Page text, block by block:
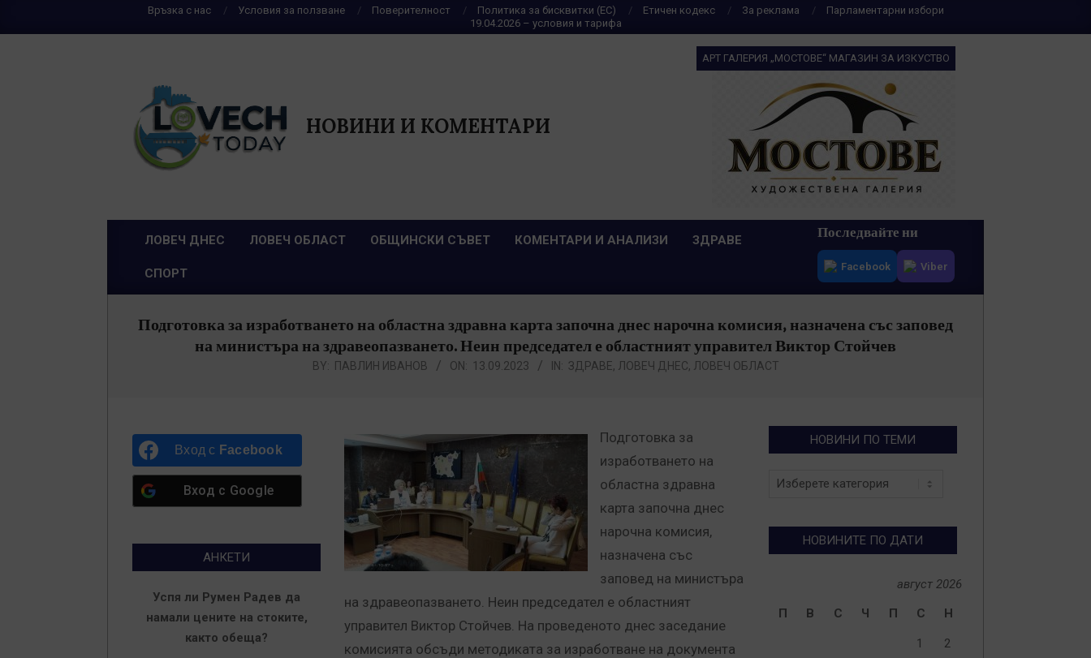
Връзка с нас Условия за ползване Поверителност Политика за бисквитки (ЕС) Етичен кодекс За реклама
Парламентарни избори
19.04.2026 – условия и тарифа
НОВИНИ И КОМЕНТАРИ
АРТ ГАЛЕРИЯ „МОСТОВЕ“ МАГАЗИН ЗА ИЗКУСТВО
Primary
ЛОВЕЧ ДНЕС ЛОВЕЧ ОБЛАСТ ОБЩИНСКИ СЪВЕТ КОМЕНТАРИ И АНАЛИЗИ ЗДРАВЕ
СПОРТ
Последвайте ни
Facebook Viber
Подготовка за изработването на областна здравна карта започна днес нарочна комисия, назначена със заповед
на министъра на здравеопазването. Неин председател е областният управител Виктор Стойчев
BY: ПАВЛИН ИВАНОВ ON: 13.09.2023 IN: ЗДРАВЕ, ЛОВЕЧ ДНЕС, ЛОВЕЧ ОБЛАСТ
Подготовка за
изработването на
областна здравна
карта започна днес
нарочна комисия,
назначена със
заповед на министъра
на здравеопазването. Неин председател е областният
управител Виктор Стойчев. На проведеното днес заседание
комисията обсъди методиката за изработване на документа
Вход с Facebook
Вход с Google
АНКЕТИ
Успя ли Румен Радев да
намали цените на стоките,
както обеща?
НОВИНИ ПО ТЕМИ
Новини
НОВИНИТЕ ПО ДАТИ
август 2026
П
В С Ч П С Н
1 2